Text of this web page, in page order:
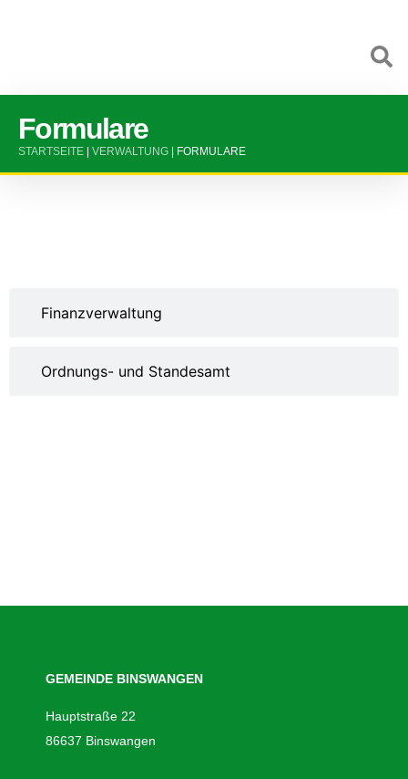
Formulare
STARTSEITE VERWALTUNG FORMULARE
Finanzverwaltung
Ordnungs- und Standesamt
GEMEINDE BINSWANGEN
Hauptstraße 22
86637 Binswangen